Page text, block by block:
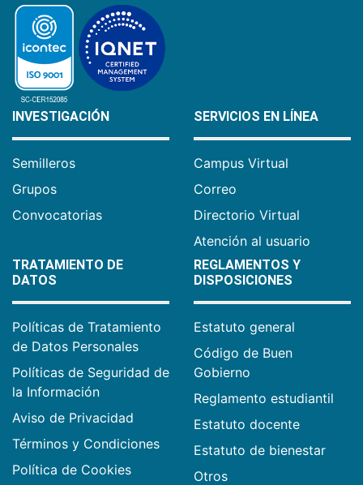
INVESTIGACIÓN
Semilleros
Grupos
Convocatorias
SERVICIOS EN LÍNEA
Campus Virtual
Correo
Directorio Virtual
Atención al usuario
TRATAMIENTO DE
DATOS
Políticas de Tratamiento
de Datos Personales
Políticas de Seguridad de
la Información
Aviso de Privacidad
Términos y Condiciones
Política de Cookies
REGLAMENTOS Y
DISPOSICIONES
Estatuto general
Código de Buen
Gobierno
Reglamento estudiantil
Estatuto docente
Estatuto de bienestar
Otros